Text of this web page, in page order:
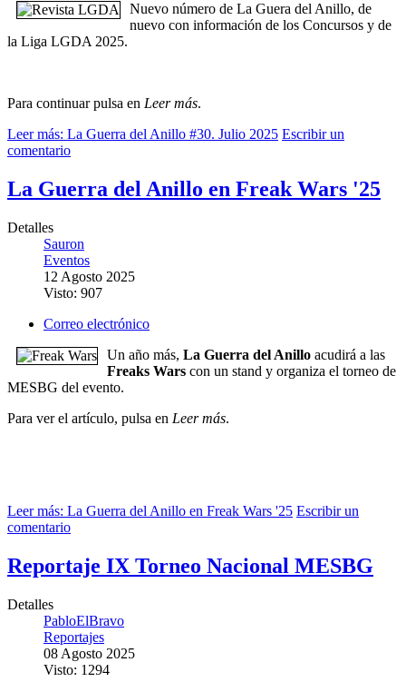
Nuevo número de La Guera del Anillo, de
nuevo con información de los Concursos y de
la Liga LGDA 2025.
Para continuar pulsa en Leer más.
Leer más: La Guerra del Anillo #30. Julio 2025 Escribir un
comentario
La Guerra del Anillo en Freak Wars '25
Detalles
Sauron
Eventos
12 Agosto 2025
Visto: 907
Correo electrónico
Un año más, La Guerra del Anillo acudirá a las
Freaks Wars con un stand y organiza el torneo de
MESBG del evento.
Para ver el artículo, pulsa en Leer más.
Leer más: La Guerra del Anillo en Freak Wars '25 Escribir un
comentario
Reportaje IX Torneo Nacional MESBG
Detalles
PabloElBravo
Reportajes
08 Agosto 2025
Visto: 1294